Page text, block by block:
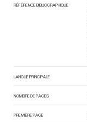
RÉFÉRENCE BIBLIOGRAPHIQUE
LANGUE PRINCIPALE
NOMBRE DE PAGES
PREMIÈRE PAGE